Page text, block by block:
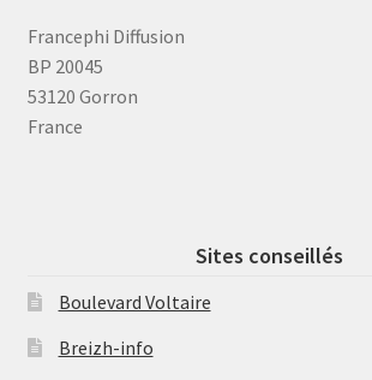
Francephi Diffusion
BP 20045
53120 Gorron
France
Sites conseillés
Boulevard Voltaire
Breizh-info